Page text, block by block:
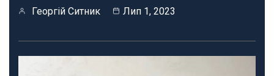
Георгій Ситник Лип 1, 2023